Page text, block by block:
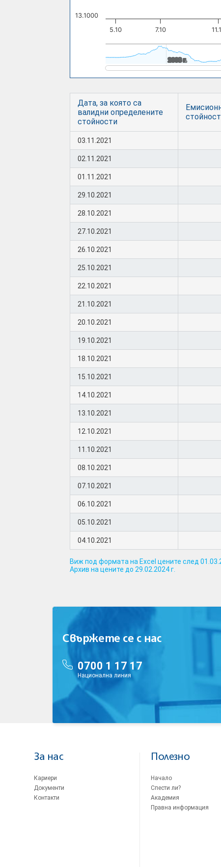
5.10 7.10
2008 г.
2008 г.
13.1000
Дата, за която са
валидни определените
стойности
стойност
03.11.2021
02.11.2021
01.11.2021
29.10.2021
28.10.2021
27.10.2021
26.10.2021
25.10.2021
22.10.2021
21.10.2021
20.10.2021
19.10.2021
18.10.2021
15.10.2021
14.10.2021
13.10.2021
12.10.2021
11.10.2021
08.10.2021
07.10.2021
06.10.2021
05.10.2021
04.10.2021
Виж под формата на Excel цените след
Архив на цените до 29.02.2024 г.
Свържете се с нас
0700 1 17 17
Национална линия
За нас
Кариери
Документи
Контакти
Полезно
Начало
Спести ли?
Академия
Правна информация